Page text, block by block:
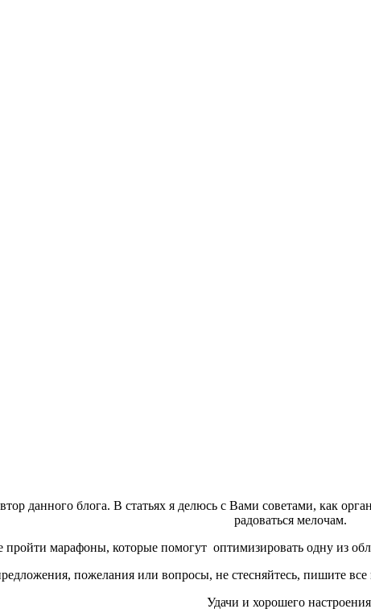
данного блога. В статьях я делюсь с Вами советами, как
радоваться мелочам.
марафоны, которые помогут оптимизировать одну из
пожелания или вопросы, не стесняйтесь, пишите все
Удачи и хорошего